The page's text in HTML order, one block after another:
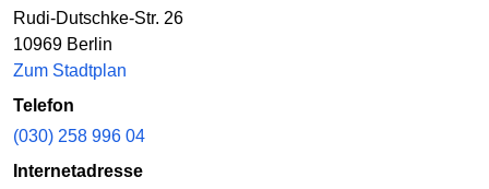
Rudi-Dutschke-Str. 26
10969 Berlin
Zum Stadtplan
Telefon
(030) 258 996 04
Internetadresse